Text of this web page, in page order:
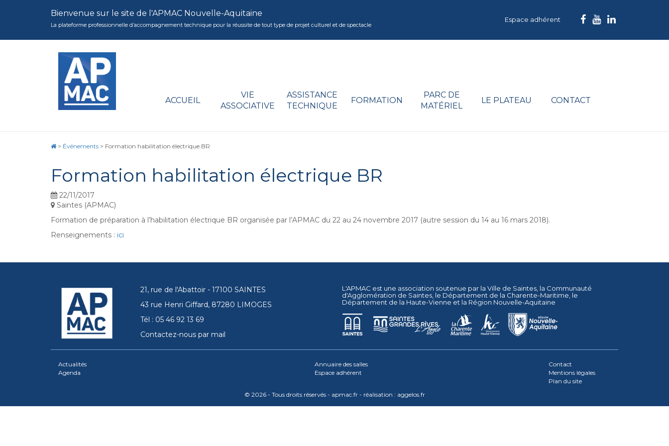
Bienvenue sur le site de l'APMAC Nouvelle-Aquitaine
La plateforme professionnelle d’accompagnement technique pour la réussite de tout type de projet culturel et de spectacle
Espace adhérent
ACCUEIL
VIE
ASSOCIATIVE
ASSISTANCE
TECHNIQUE
FORMATION
PARC DE
MATÉRIEL
LE PLATEAU CONTACT
> Événements > Formation habilitation électrique BR
Formation habilitation électrique BR
22/11/2017
Saintes (APMAC)
Formation de préparation à l’habilitation électrique BR organisée par l’APMAC du 22 au 24 novembre 2017 (autre session du 14 au 16 mars 2018).
Renseignements : ici
21, rue de l'Abattoir - 17100 SAINTES
43 rue Henri Giffard, 87280 LIMOGES
Tél : 05 46 92 13 69
Contactez-nous par mail
L'APMAC est une association soutenue par la Ville de Saintes , la Communauté
d'Agglomération de Saintes , le Département de la Charente-Maritime , le
Département de la Haute-Vienne et la Région Nouvelle-Aquitaine
Actualités
Agenda
Annuaire des salles
Espace adhérent
Contact
Mentions légales
Plan du site
© 2026 - Tous droits réservés - apmac.fr - réalisation : aggelos.fr